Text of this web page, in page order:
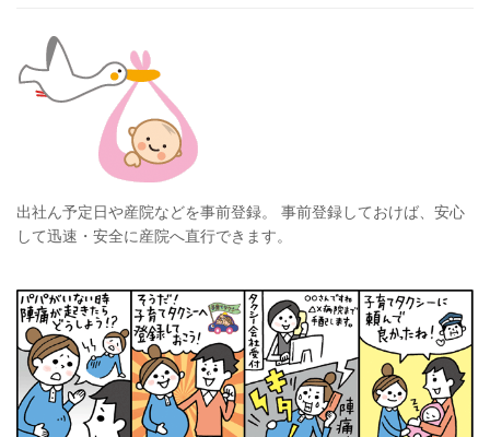
出社ん予定日や産院などを事前登録。 事前登録しておけば、安心
して迅速・安全に産院へ直行できます。